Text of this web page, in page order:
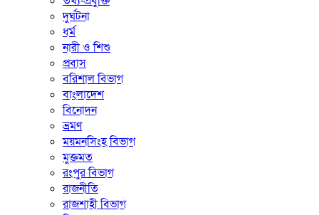
দুর্ঘটনা
ধর্ম
নারী ও শিশু
প্রবাস
বরিশাল বিভাগ
বাংলাদেশ
বিনোদন
ভ্রমণ
ময়মনসিংহ বিভাগ
মুক্তমত
রংপুর বিভাগ
রাজনীতি
রাজশাহী বিভাগ